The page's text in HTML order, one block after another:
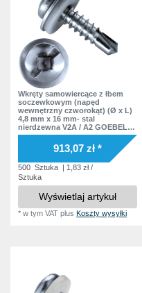
Wkręty samowiercące z łbem
soczewkowym (napęd
wewnętrzny czworokąt) (Ø x L)
4,8 mm x 16 mm- stal
nierdzewna V2A / A2 GOEBEL
srebrna warstwa soczewkowy
nacięcie / czworokąt wewnątrz
Podkładka EPDM DIN7504 SQ
913,07 zł *
500 Sztuka | 1,83 zł /
Sztuka
Wyświetlaj artykuł
*w tym VAT plusKoszty wysyłki